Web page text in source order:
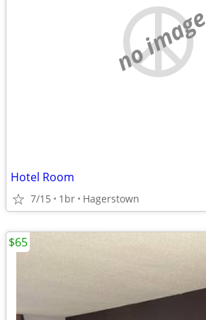
no image
Hotel Room
7/15 1br Hagerstown
$65